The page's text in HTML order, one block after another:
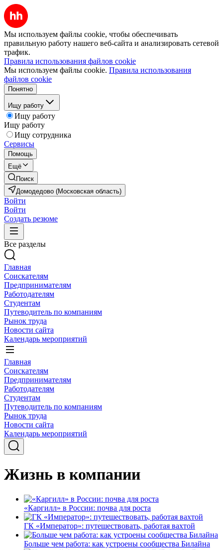
Мы используем файлы cookie, чтобы обеспечивать
правильную работу нашего веб-сайта и анализировать сетевой
трафик.
Правила использования файлов cookie
Мы используем файлы cookie. Правила использования
файлов cookie
Понятно
Ищу работу
Ищу работу
Ищу работу
Ищу сотрудника
Сервисы
Помощь
Ещё
Поиск
Домодедово (Московская область)
Войти
Войти
Создать резюме
Все разделы
Главная
Соискателям
Предпринимателям
Работодателям
Студентам
Путеводитель по компаниям
Рынок труда
Новости сайта
Календарь мероприятий
Главная
Соискателям
Предпринимателям
Работодателям
Студентам
Путеводитель по компаниям
Рынок труда
Новости сайта
Календарь мероприятий
Жизнь в компании
«Каргилл» в России: почва для роста
ГК «Император»: путешествовать, работая вахтой
Больше чем работа: как устроены сообщества Билайна